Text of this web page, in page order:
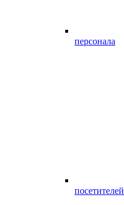
персонала
посетителей